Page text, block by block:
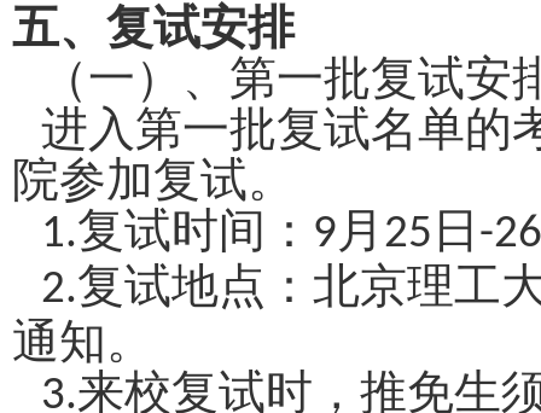
五、复试安排
（一）、第一批复试安
进入第一批复试名单的
院参加复试。
1.复试时间： 9 月 25 日 -26
2.复试地点：北京理工
通知。
3.来校复试时，推免生